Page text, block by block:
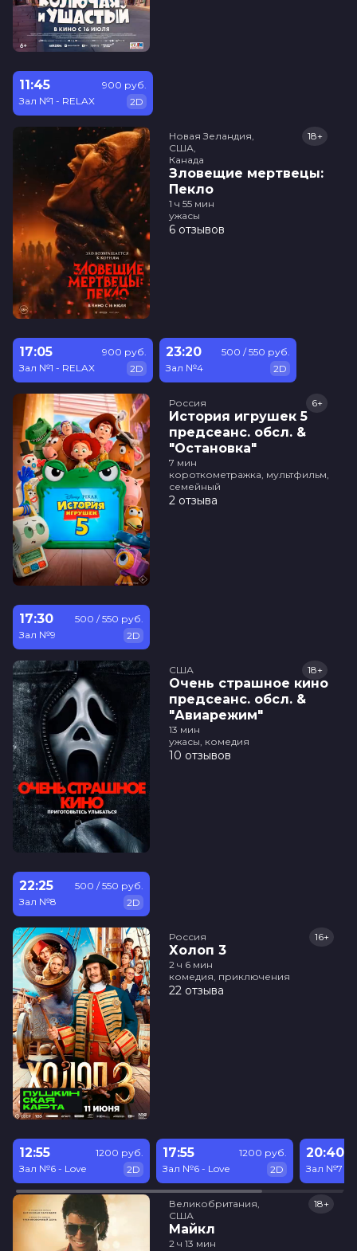
11:45
Зал №1 - RELAX
900 руб.
2D
Новая Зеландия,
США,
Канада
Зловещие мертвецы:
Пекло
18+
1 ч 55 мин
ужасы
6 отзывов
17:05
Зал №1 - RELAX
900 руб.
2D
23:20
Зал №4
500 / 550 руб.
2D
Россия
История игрушек 5
предсеанс. обсл. &
"Остановка"
6+
7 мин
короткометражка, мультфильм,
семейный
2 отзыва
17:30
Зал №9
500 / 550 руб.
2D
США
Очень страшное кино
предсеанс. обсл. &
"Авиарежим"
18+
13 мин
ужасы, комедия
10 отзывов
22:25
Зал №8
500 / 550 руб.
2D
Россия
Холоп 3
16+
2 ч 6 мин
комедия, приключения
22 отзыва
12:55
Зал №6 - Love
1200 руб.
2D
17:55
Зал №6 - Love
1200 руб.
2D
20:40
Зал №7 -
Великобритания,
США
Майкл
18+
2 ч 13 мин